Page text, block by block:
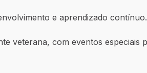
e aprendizado contínuo.
veterana, com eventos especiais